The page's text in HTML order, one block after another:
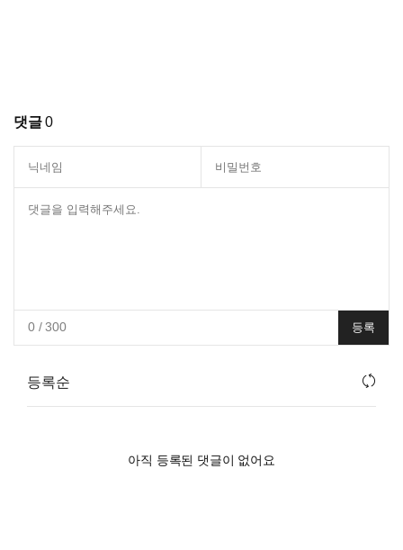
댓글0
0/ 300 등록
등록순
아직 등록된 댓글이 없어요